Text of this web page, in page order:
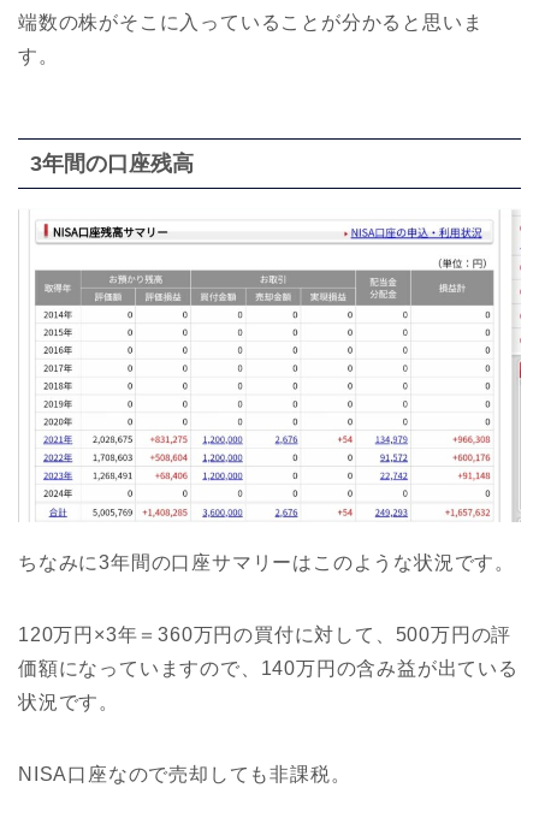
端数の株がそこに入っていることが分かると思いま
す。
3年間の口座残高
ちなみに3年間の口座サマリーはこのような状況です。
120万円×3年＝360万円の買付に対して、500万円の評
価額になっていますので、140万円の含み益が出ている
状況です。
NISA口座なので売却しても非課税。